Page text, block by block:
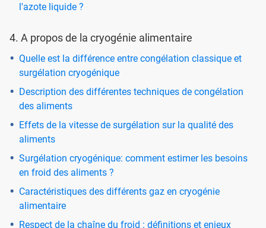
l'azote liquide ?
4. A propos de la cryogénie alimentaire
Quelle est la différence entre congélation classique et
surgélation cryogénique
Description des différentes techniques de congélation
des aliments
Effets de la vitesse de surgélation sur la qualité des
aliments
Surgélation cryogénique: comment estimer les besoins
en froid des aliments ?
Caractéristiques des différents gaz en cryogénie
alimentaire
Respect de la chaîne du froid : définitions et enjeux